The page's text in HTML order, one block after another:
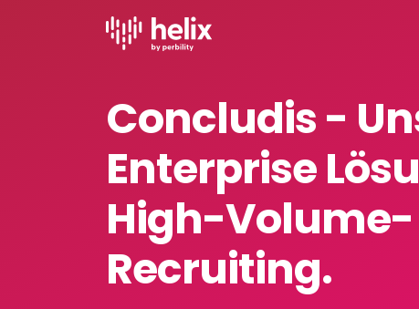
Concludis -
Enterprise
High-Volume-
Recruiting.